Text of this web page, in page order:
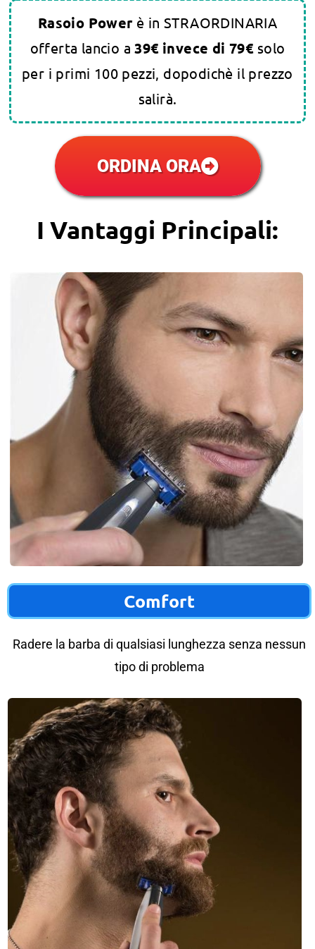
Rasoio Powerè in STRAORDINARIA
offerta lancio a39€ invece di 79€ solo
per i primi 100 pezzi, dopodichè il prezzo
salirà.
ORDINA ORA
I Vantaggi Principali:
Comfort
Radere la barba di qualsiasi lunghezza senza nessun
tipo di problema